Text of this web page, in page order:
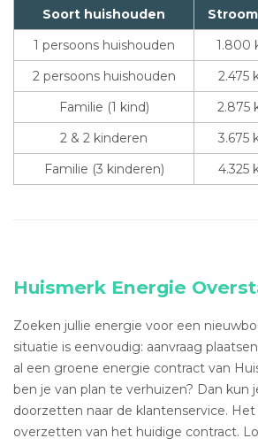
Soort huishouden
1 persoons huishouden
1.800
2 persoons huishouden
2.475
Familie (1 kind)
2.875
2 & 2 kinderen
3.675
Familie (3 kinderen)
4.325
Huismerk Energie
Zoeken jullie energie voor een
situatie is eenvoudig: aanvraag
al een groene energie contract van
ben je van plan te verhuizen? Dan kun
doorzetten naar de klantenservice.
overzetten van het huidige contract.